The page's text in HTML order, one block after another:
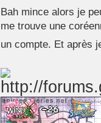
Bah mince alors je
me trouve une
un compte. Et après